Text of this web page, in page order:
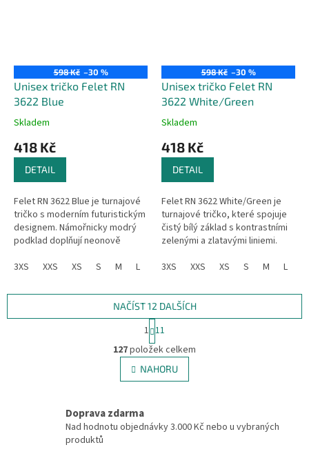
598 Kč –30 %
Unisex tričko Felet RN
3622 Blue
Skladem
418 Kč
DETAIL
Felet RN 3622 Blue je turnajové
tričko s moderním futuristickým
designem. Námořnicky modrý
podklad doplňují neonově
vytvářejí energický vzhled....
3XS XXS XS S M L XL 3XL 4XL
598 Kč –30 %
Unisex tričko Felet RN
3622 White/Green
Skladem
418 Kč
DETAIL
Felet RN 3622 White/Green je
turnajové tričko, které spojuje
čistý bílý základ s kontrastními
zelenými a zlatavými liniemi.
elegantně, zatímco...
3XS XXS XS S M L
O
v
l
á
c
í
NAČÍST 12 DALŠÍCH
S
t
r
á
n
k
n
1 11
127položek celkem
NAHORU
Doprava zdarma
Nad hodnotu objednávky 3.000 Kč nebo u vybraných
produktů